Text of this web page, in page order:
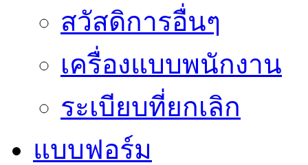
สวัสดิการอื่นๆ
เครื่องแบบพนักงาน
ระเบียบที่ยกเลิก
แบบฟอร์ม